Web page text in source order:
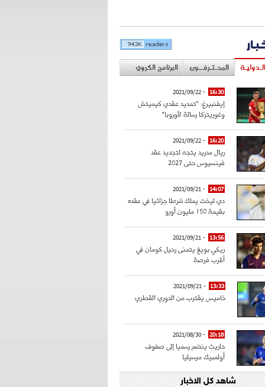
المحـتـرفــون البرنامج الكروي
16:30
- 2021/09/22
إيفنبيرغ: "تمديد عقدي كيميتش
وغوريتزكا رسالة لأوروبا"
16:20
- 2021/09/22
ريال مدريد يتجه لتجديد عقد
فينسيوس حتى 2027
14:07
- 2021/09/21
دي ليخت يملك شرطا جزائيا في عقده
بقيمة 150 مليون أورو
13:56
- 2021/09/21
ريكي بويغ يتمنى رحيل كومان في
أقرب فرصة
13:33
- 2021/09/21
خاميس يقترب من الدوري القطري
20:18
- 2021/08/30
حاريث ينضم رسميا إلى صفوف
أولمبيك مرسيليا
15:39
- 2021/08/15
شاهد كل الاخبار